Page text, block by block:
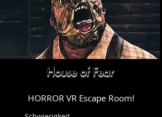
House of Fear
HORROR VR Escape Room!